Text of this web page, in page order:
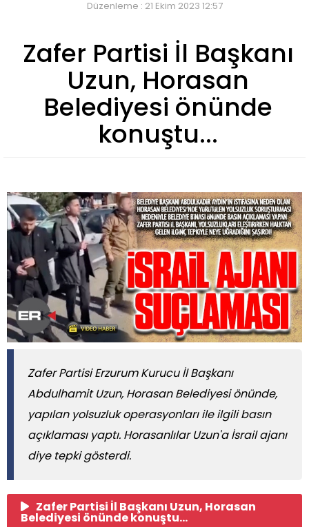
Düzenleme : 21 Ekim 2023 12:57
Zafer Partisi İl Başkanı
Uzun, Horasan
Belediyesi önünde
konuştu...
Zafer Partisi Erzurum Kurucu İl Başkanı
Abdulhamit Uzun, Horasan Belediyesi önünde,
yapılan yolsuzluk operasyonları ile ilgili basın
açıklaması yaptı. Horasanlılar Uzun'a İsrail ajanı
diye tepki gösterdi.
Zafer Partisi İl Başkanı Uzun, Horasan
Belediyesi önünde konuştu...